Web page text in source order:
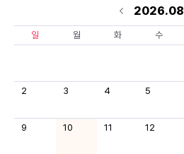
2026.08
일 월 화 수
2 3 4 5
9 10 11 12